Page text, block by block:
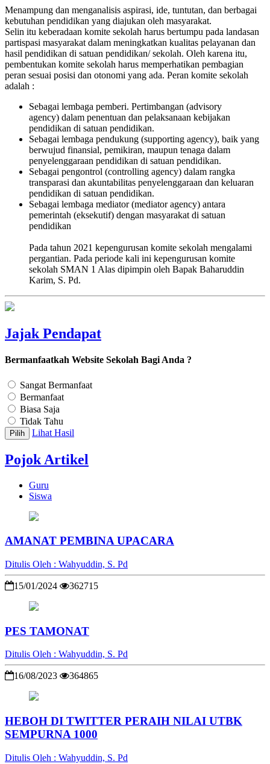
Menampung dan menganalisis aspirasi, ide, tuntutan, dan berbagai
kebutuhan pendidikan yang diajukan oleh masyarakat.
Selin itu keberadaan komite sekolah harus bertumpu pada landasan
partispasi masyarakat dalam meningkatkan kualitas pelayanan dan
hasil pendidikan di satuan pendidikan/ sekolah. Oleh karena itu,
pembentukan komite sekolah harus memperhatikan pembagian
peran sesuai posisi dan otonomi yang ada. Peran komite sekolah
adalah :
Sebagai lembaga pemberi. Pertimbangan (advisory
agency) dalam penentuan dan pelaksanaan kebijakan
pendidikan di satuan pendidikan.
Sebagai lembaga pendukung (supporting agency), baik yang
berwujud finansial, pemikiran, maupun tenaga dalam
penyelenggaraan pendidikan di satuan pendidikan.
Sebagai pengontrol (controlling agency) dalam rangka
transparasi dan akuntabilitas penyelenggaraan dan keluaran
pendidikan di satuan pendidikan.
Sebagai lembaga mediator (mediator agency) antara
pemerintah (eksekutif) dengan masyarakat di satuan
pendidikan
Pada tahun 2021 kepengurusan komite sekolah mengalami
pergantian. Pada periode kali ini kepengurusan komite
sekolah SMAN 1 Alas dipimpin oleh Bapak Baharuddin
Karim, S. Pd.
Jajak Pendapat
Bermanfaatkah Website Sekolah Bagi Anda ?
Sangat Bermanfaat
Bermanfaat
Biasa Saja
Tidak Tahu
Pilih Lihat Hasil
Pojok Artikel
Guru
Siswa
AMANAT PEMBINA UPACARA
Ditulis Oleh : Wahyuddin, S. Pd
15/01/2024 362715
PES TAMONAT
Ditulis Oleh : Wahyuddin, S. Pd
16/08/2023 364865
HEBOH DI TWITTER PERAIH NILAI UTBK
SEMPURNA 1000
Ditulis Oleh : Wahyuddin, S. Pd